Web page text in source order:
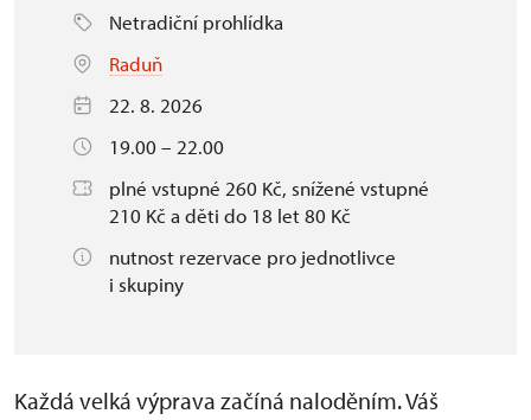
Netradiční prohlídka
Raduň
22. 8. 2026
19.00 – 22.00
plné vstupné 260 Kč, snížené vstupné
210 Kč a děti do 18 let 80 Kč
nutnost rezervace pro jednotlivce
i skupiny
Každá velká výprava začíná naloděním. Váš